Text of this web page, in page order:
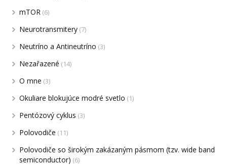
mTOR (6)
Neurotransmitery (7)
Neutríno a Antineutríno (3)
Nezařazené (14)
O mne (3)
Okuliare blokujúce modré svetlo (1)
Pentózový cyklus (3)
Polovodiče (11)
Polovodiče so širokým zakázaným pásmom (tzv. wide band
semiconductor) (6)